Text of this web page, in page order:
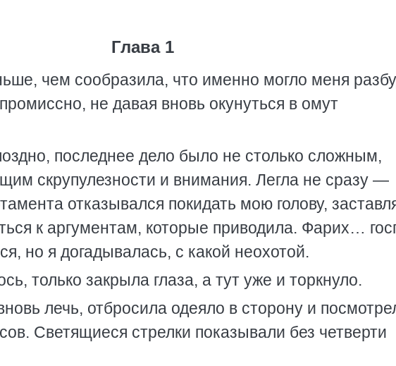
Глава 1
чем сообразила, что именно могло меня
не давая вновь окунуться в омут
последнее дело было не столько сложным,
скрупулезности и внимания. Легла не сразу —
отказывался покидать мою голову,
к аргументам, которые приводила. Фарих…
но я догадывалась, с какой неохотой.
только закрыла глаза, а тут уже и торкнуло.
лечь, отбросила одеяло в сторону и
Светящиеся стрелки показывали без четверти